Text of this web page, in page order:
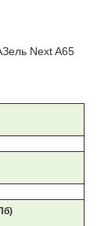
Next A65